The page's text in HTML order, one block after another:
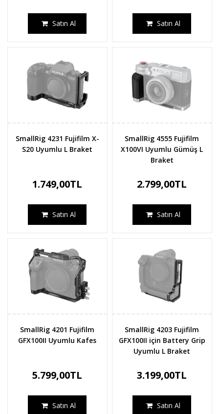
Satın Al Satın Al
SmallRig 4231 Fujifilm X-
S20 Uyumlu L Braket
1.749,00TL
Satın Al
SmallRig 4555 Fujifilm
X100VI Uyumlu Gümüş L
Braket
2.799,00TL
Satın Al
SmallRig 4201 Fujifilm
GFX100II Uyumlu Kafes
5.799,00TL
Satın Al
SmallRig 4203 Fujifilm
GFX100II için Battery Grip
Uyumlu L Braket
3.199,00TL
Satın Al